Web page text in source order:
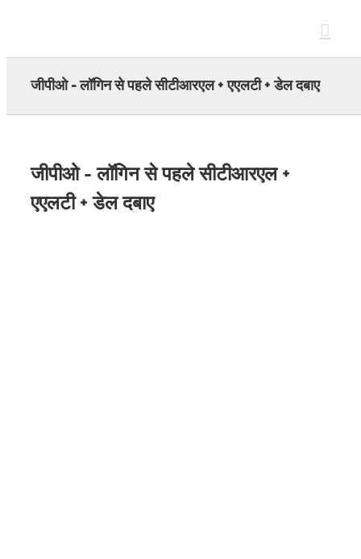
जीपीओ - लॉगिन से पहले सीटीआरएल + एएलटी + डेल दबाए
जीपीओ - लॉगिन से पहले सीटीआरएल +
एएलटी + डेल दबाए